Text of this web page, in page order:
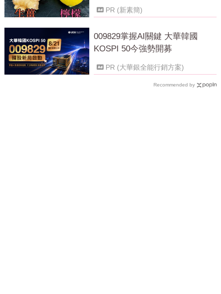
PR (新素簡)
009829掌握AI關鍵 大華韓國
KOSPI 50今強勢開募
PR (大華銀全能行銷方案)
Recommended by